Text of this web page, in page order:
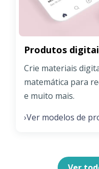
Produtos
Crie materiais
matemática para
e muito mais.
›Ver modelos de